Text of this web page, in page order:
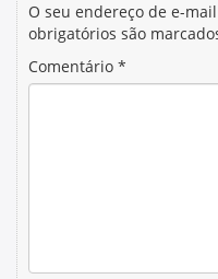
O seu endereço de e-
obrigatórios são
Comentário *